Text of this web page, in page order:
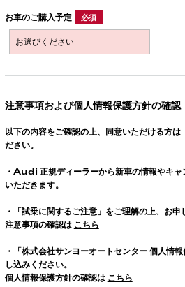
お車のご購入予定 必須
注意事項および個人情報保護方針の確認
以下の内容をご確認の上、同意いただける方は
ださい。
・ Audi 正規ディーラーから新車の情報やキ
いただきます。
・「試乗に関するご注意」をご理解の上、お申
注意事項の確認は こちら
・「株式会社サンヨーオートセンター 個人情
し込みください。
個人情報保護方針の確認は こちら